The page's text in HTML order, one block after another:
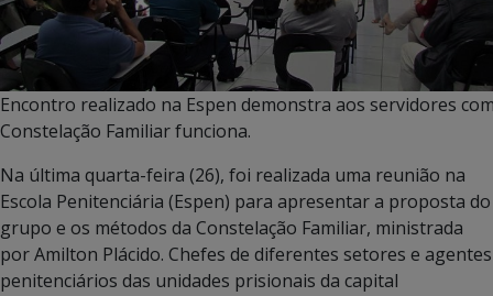
Encontro realizado na Espen demonstra aos servidores
Constelação Familiar funciona.
Na última quarta-feira (26), foi realizada uma reunião na
Escola Penitenciária (Espen) para apresentar a proposta do
grupo e os métodos da Constelação Familiar, ministrada
por Amilton Plácido. Chefes de diferentes setores e agentes
penitenciários das unidades prisionais da capital